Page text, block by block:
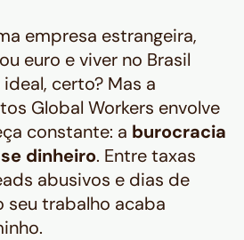
empresa estrangeira,
euro e viver no Brasil
certo? Mas a
Global Workers envolve
constante: a burocracia
dinheiro. Entre taxas
abusivos e dias de
seu trabalho acaba